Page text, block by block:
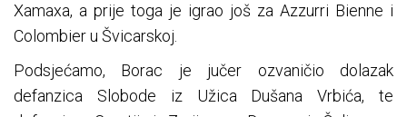
Xamaxa, a prije toga je igrao još za Azzurri Bienne i
Colombier u Švicarskoj.
Podsjećamo, Borac je jučer ozvaničio dolazak
defanzica Slobode iz Užica Dušana Vrbića, te